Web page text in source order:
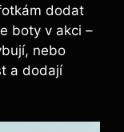
dodat
boty v akci –
nebo
a dodají